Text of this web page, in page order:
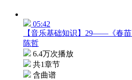
05:42
【音乐基础知识】29——《春苗
陈哲
6.4万次播放
共1章节
含曲谱